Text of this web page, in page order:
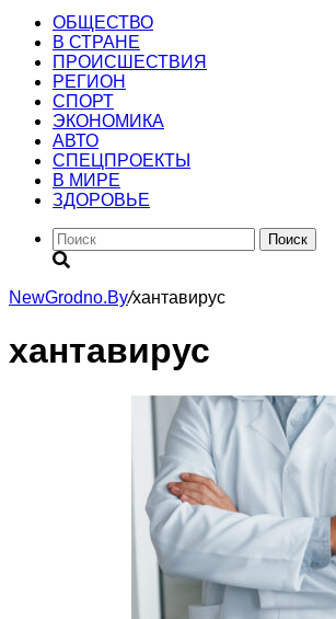
ОБЩЕСТВО
В СТРАНЕ
ПРОИСШЕСТВИЯ
РЕГИОН
CПОРТ
ЭКОНОМИКА
АВТО
СПЕЦПРОЕКТЫ
В МИРЕ
ЗДОРОВЬЕ
Поиск
NewGrodno.By/хантавирус
хантавирус